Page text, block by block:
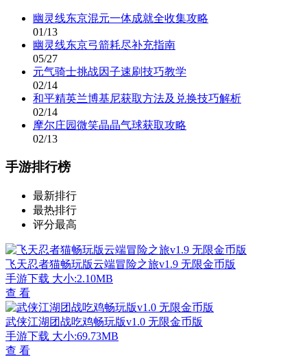
幽灵线东京混元一体成就全收集攻略
01/13
幽灵线东京弓箭耗尽补充指南
05/27
元气骑士挑战因子速刷技巧教学
02/14
和平精英兰博基尼获取方法及兑换技巧解析
02/14
摩尔庄园微笑晶晶气球获取攻略
02/13
手游排行榜
最新排行
最热排行
评分最高
飞天忍者猫畅玩版云端冒险之旅v1.9 无限金币版
手游下载 大小:2.10MB
查 看
武侠江湖团战吃鸡畅玩版v1.0 无限金币版
手游下载 大小:69.73MB
查 看